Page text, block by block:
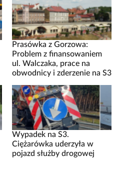
Prasówka z Gorzowa:
Problem z finansowaniem
ul. Walczaka, prace na
obwodnicy i zderzenie na S3
Wypadek na S3.
Ciężarówka uderzyła w
pojazd służby drogowej